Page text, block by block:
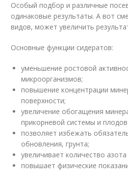
Особый подбор и различные
одинаковые результаты. А вот
видов, может увеличить
Основные функции сидератов:
уменьшение ростовой
микроорганизмов;
повышение концентрации
поверхности;
увеличение обогащения
прикорневой системы и
позволяет избежать
обновления, грунта;
увеличивает количество
повышает физические